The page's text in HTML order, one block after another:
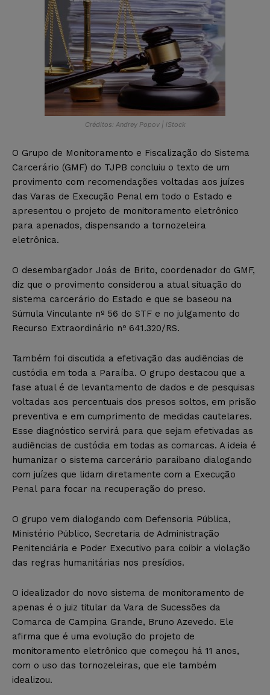
Créditos: Andrey Popov | iStock
O Grupo de Monitoramento e Fiscalização do Sistema
Carcerário (GMF) do TJPB concluiu o texto de um
provimento com recomendações voltadas aos juízes
das Varas de Execução Penal em todo o Estado e
apresentou o projeto de monitoramento eletrônico
para apenados, dispensando a tornozeleira
eletrônica.
O desembargador Joás de Brito, coordenador do GMF,
diz que o provimento considerou a atual situação do
sistema carcerário do Estado e que se baseou na
Súmula Vinculante nº 56 do STF e no julgamento do
Recurso Extraordinário nº 641.320/RS.
Também foi discutida a efetivação das audiências de
custódia em toda a Paraíba. O grupo destacou que a
fase atual é de levantamento de dados e de pesquisas
voltadas aos percentuais dos presos soltos, em prisão
preventiva e em cumprimento de medidas cautelares.
Esse diagnóstico servirá para que sejam efetivadas as
audiências de custódia em todas as comarcas. A ideia é
humanizar o sistema carcerário paraibano dialogando
com juízes que lidam diretamente com a Execução
Penal para focar na recuperação do preso.
O grupo vem dialogando com Defensoria Pública,
Ministério Público, Secretaria de Administração
Penitenciária e Poder Executivo para coibir a violação
das regras humanitárias nos presídios.
O idealizador do novo sistema de monitoramento de
apenas é o juiz titular da Vara de Sucessões da
Comarca de Campina Grande, Bruno Azevedo. Ele
afirma que é uma evolução do projeto de
monitoramento eletrônico que começou há 11 anos,
com o uso das tornozeleiras, que ele também
idealizou.